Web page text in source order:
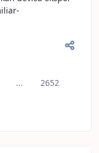
ジ...中間ページページ
2652